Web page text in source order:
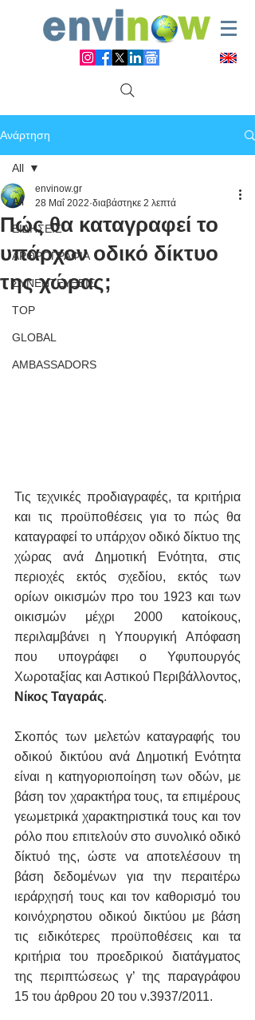
Ανάρτηση
All
ΕΙΔΗΣΕΙΣ
ΑΡΘΡΟΓΡΑΦΙΑ
ΣΥΝΕΝΤΕΥΞΕΙΣ
TOP
GLOBAL
AMBASSADORS
All
Πώς θα καταγραφεί το
υπάρχον οδικό δίκτυο
της χώρας;
envinow.gr
28 Μαΐ 2022 διαβάστηκε 2 λεπτά
Τις τεχνικές προδιαγραφές, τα κριτήρια
και τις προϋποθέσεις για το πώς θα
καταγραφεί το υπάρχον οδικό δίκτυο της
χώρας ανά Δημοτική Ενότητα, στις
περιοχές εκτός σχεδίου, εκτός των
ορίων οικισμών προ του 1923 και των
οικισμών μέχρι 2000 κατοίκους,
περιλαμβάνει η Υπουργική Απόφαση
που υπογράφει ο Υφυπουργός
Χωροταξίας και Αστικού Περιβάλλοντος,
Νίκος Ταγαράς.
Σκοπός των μελετών καταγραφής του
οδικού δικτύου ανά Δημοτική Ενότητα
είναι η κατηγοριοποίηση των οδών, με
βάση τον χαρακτήρα τους, τα επιμέρους
γεωμετρικά χαρακτηριστικά τους και τον
ρόλο που επιτελούν στο συνολικό οδικό
δίκτυό της, ώστε να αποτελέσουν τη
βάση δεδομένων για την περαιτέρω
ιεράρχησή τους και τον καθορισμό του
κοινόχρηστου οδικού δικτύου με βάση
τις ειδικότερες προϋποθέσεις και τα
κριτήρια του προεδρικού διατάγματος
της περιπτώσεως γ’ της παραγράφου
15 του άρθρου 20 του ν.3937/2011.